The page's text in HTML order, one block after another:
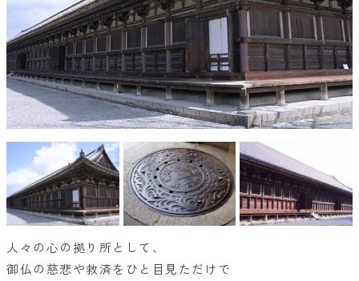
人々の心の拠り所として、
御仏の慈悲や救済をひと目見ただけで